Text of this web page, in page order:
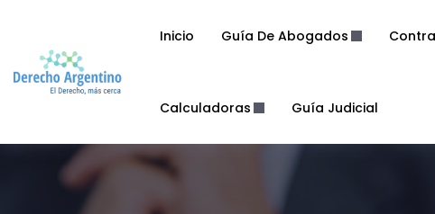
Inicio Guía De Abogados
Calculadoras Guía Judicial